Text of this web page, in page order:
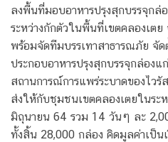
ลงพื้นที่มอบอาหารปรุงสุกบรรจุกล่
ระหว่างกักตัวในพื้นที่เขตคลองเต
พร้อมจัดทีมบรรเทาสาธารณภัย จัด
ประกอบอาหารปรุงสุกบรรจุกล่อง
สถานการณ์การแพร่ระบาดของไว
ส่งให้กับชุมชนเขตคลองเตยในร
มิถุนายน 64 รวม 14 วันๆ ละ
ทั้งสิ้น 28,000 กล่อง คิดมูลค่าเป็